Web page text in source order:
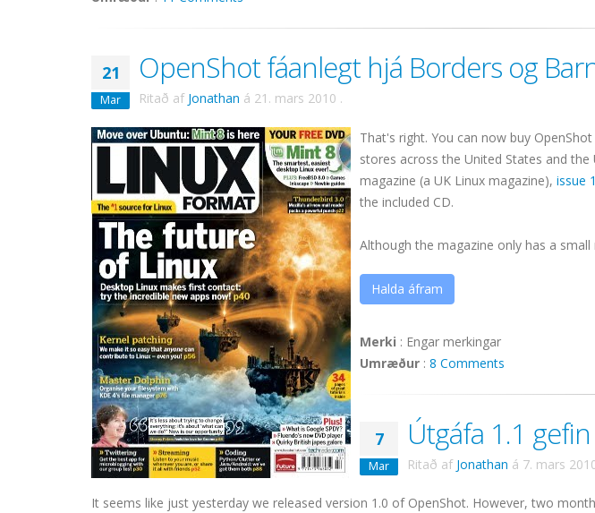
21
Mar
OpenShot fáanlegt hjá Borders og
Ritað af Jonathan á 21. mars 2010 .
That's right. You can now buy OpenShot
stores across the United States and
magazine (a UK Linux magazine), issue
the included CD.
Although the magazine only has a
Halda áfram
Merki : Engar merkingar
Umræður : 8 Comments
7
Mar
Útgáfa 1.1
Ritað af Jonathan á 7. mars
It seems like just yesterday we released version 1.0 of OpenShot. However, two